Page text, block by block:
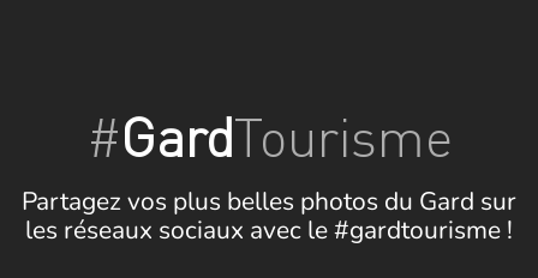
#GardTourisme
Partagez vos plus belles photos du Gard sur
les réseaux sociaux avec le #gardtourisme !